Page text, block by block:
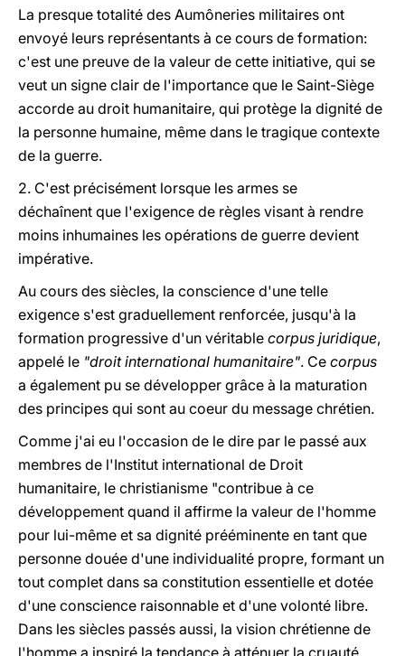
La presque totalité des Aumôneries militaires ont
envoyé leurs représentants à ce cours de formation:
c'est une preuve de la valeur de cette initiative, qui se
veut un signe clair de l'importance que le Saint-Siège
accorde au droit humanitaire, qui protège la dignité de
la personne humaine, même dans le tragique contexte
de la guerre.
2. C'est précisément lorsque les armes se
déchaînent que l'exigence de règles visant à rendre
moins inhumaines les opérations de guerre devient
impérative.
Au cours des siècles, la conscience d'une telle
exigence s'est graduellement renforcée, jusqu'à la
formation progressive d'un véritable corpus juridique,
appelé le "droit international humanitaire". Ce corpus
a également pu se développer grâce à la maturation
des principes qui sont au coeur du message chrétien.
Comme j'ai eu l'occasion de le dire par le passé aux
membres de l'Institut international de Droit
humanitaire, le christianisme "contribue à ce
développement quand il affirme la valeur de l'homme
pour lui-même et sa dignité prééminente en tant que
personne douée d'une individualité propre, formant un
tout complet dans sa constitution essentielle et dotée
d'une conscience raisonnable et d'une volonté libre.
Dans les siècles passés aussi, la vision chrétienne de
l'homme a inspiré la tendance à atténuer la cruauté